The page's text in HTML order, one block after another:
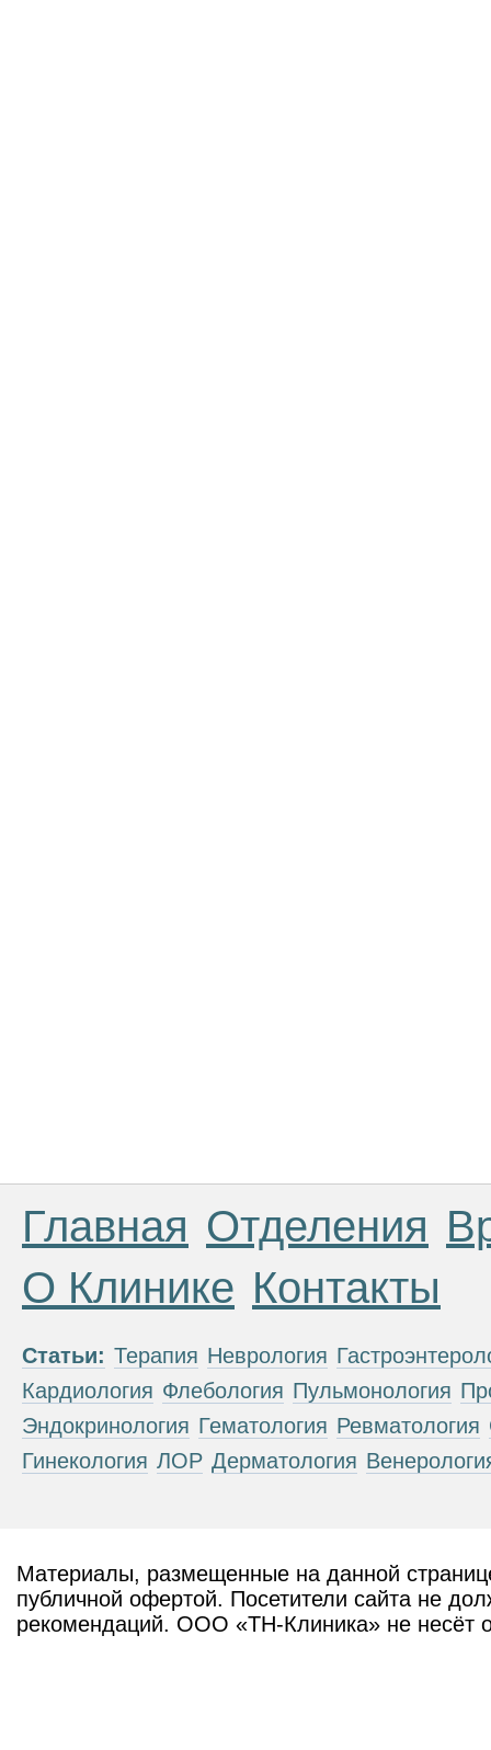
Главная Отделения
О Клинике Контакты
Статьи: Терапия Неврология
Кардиология Флебология Пульмонология
Эндокринология Гематология Ревматология
Гинекология ЛОР Дерматология
Материалы, размещенные на данной
публичной офертой. Посетители сайта не
рекомендаций. ООО «ТН-Клиника» не несёт